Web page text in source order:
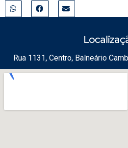
Rua 1131, Centro, Balneário